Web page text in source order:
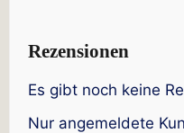
Rezensionen
Es gibt noch keine
Nur angemeldete